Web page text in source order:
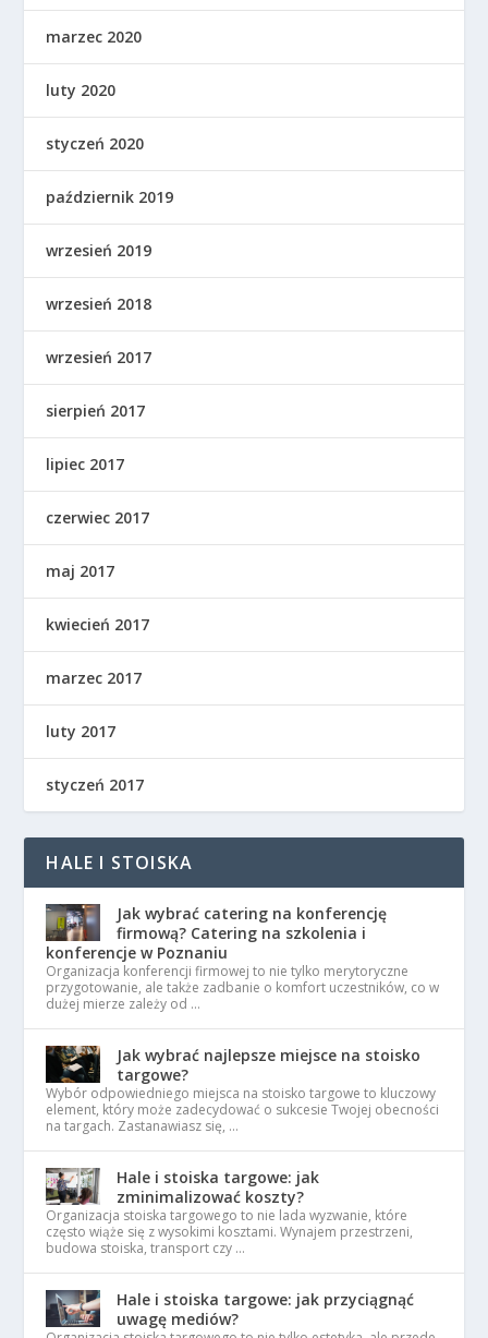
marzec 2020
luty 2020
styczeń 2020
październik 2019
wrzesień 2019
wrzesień 2018
wrzesień 2017
sierpień 2017
lipiec 2017
czerwiec 2017
maj 2017
kwiecień 2017
marzec 2017
luty 2017
styczeń 2017
HALE I STOISKA
Jak wybrać catering na konferencję
firmową? Catering na szkolenia i
konferencje w Poznaniu
Organizacja konferencji firmowej to nie tylko merytoryczne
przygotowanie, ale także zadbanie o komfort uczestników, co w
dużej mierze zależy od …
Jak wybrać najlepsze miejsce na stoisko
targowe?
Wybór odpowiedniego miejsca na stoisko targowe to kluczowy
element, który może zadecydować o sukcesie Twojej obecności
na targach. Zastanawiasz się, …
Hale i stoiska targowe: jak
zminimalizować koszty?
Organizacja stoiska targowego to nie lada wyzwanie, które
często wiąże się z wysokimi kosztami. Wynajem przestrzeni,
budowa stoiska, transport czy …
Hale i stoiska targowe: jak przyciągnąć
uwagę mediów?